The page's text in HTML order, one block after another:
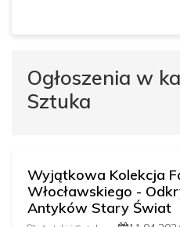
Ogłoszenia w
Sztuka
Wyjątkowa Kolekcja
Włocławskiego -
Antyków Stary Świat